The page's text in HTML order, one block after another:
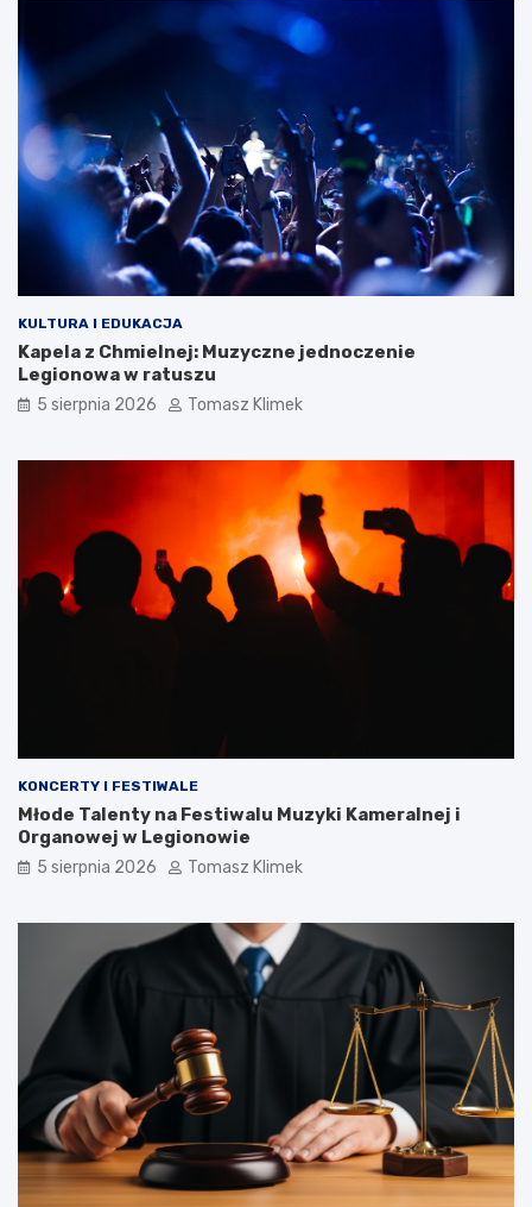
KULTURA I EDUKACJA
Kapela z Chmielnej: Muzyczne jednoczenie
Legionowa w ratuszu
5 sierpnia 2026 Tomasz Klimek
KONCERTY I FESTIWALE
Młode Talenty na Festiwalu Muzyki Kameralnej i
Organowej w Legionowie
5 sierpnia 2026 Tomasz Klimek